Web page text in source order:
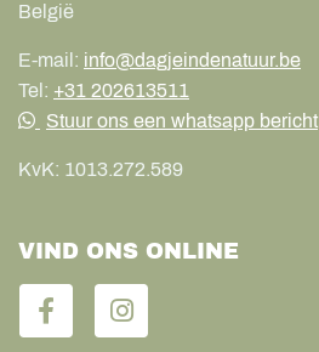
België
E-mail: info@dagjeindenatuur.be
Tel: +31 202613511
Stuur ons een whatsapp bericht
KvK: 1013.272.589
VIND ONS ONLINE